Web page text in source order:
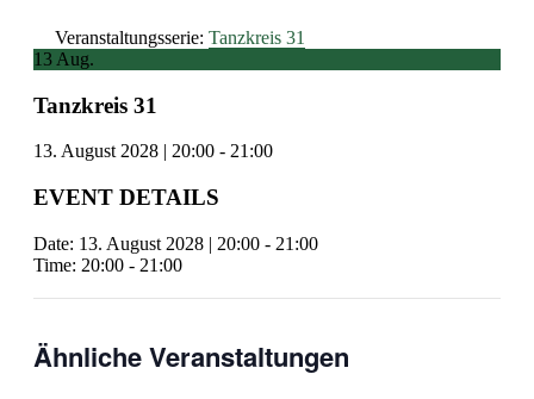
Veranstaltungsserie: Tanzkreis 31
13 Aug.
Tanzkreis 31
13. August 2028 | 20:00 - 21:00
EVENT DETAILS
Date: 13. August 2028 | 20:00 - 21:00
Time: 20:00 - 21:00
Ähnliche Veranstaltungen